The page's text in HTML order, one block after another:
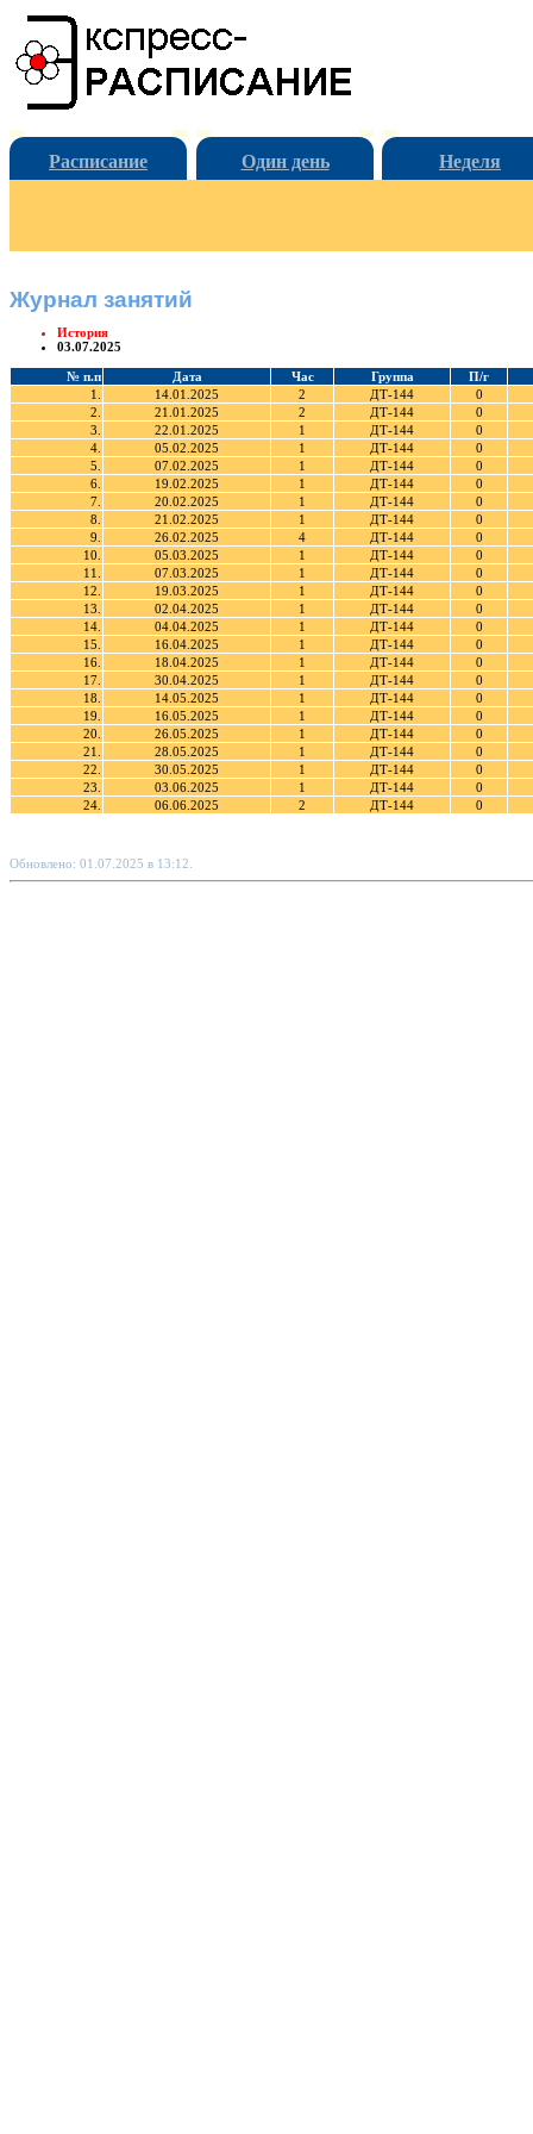
Расписание Один день Неделя
Журнал занятий
История
03.07.2025
№ п.п Дата Час Группа
П/г
1.
14.01.2025 2 ДТ-144
0
2.
21.01.2025 2 ДТ-144
0
3.
22.01.2025 1 ДТ-144
0
4.
05.02.2025 1 ДТ-144
0
5.
07.02.2025 1 ДТ-144
0
6.
19.02.2025 1 ДТ-144
0
7.
20.02.2025 1 ДТ-144
0
8.
21.02.2025 1 ДТ-144
0
9.
26.02.2025 4 ДТ-144
0
10.
05.03.2025 1 ДТ-144
0
11.
07.03.2025 1 ДТ-144
0
12.
19.03.2025 1 ДТ-144
0
13.
02.04.2025 1 ДТ-144
0
14.
04.04.2025 1 ДТ-144
0
15.
16.04.2025 1 ДТ-144
0
16.
18.04.2025 1 ДТ-144
0
17.
30.04.2025 1 ДТ-144
0
18.
14.05.2025 1 ДТ-144
0
19.
16.05.2025 1 ДТ-144
0
20.
26.05.2025 1 ДТ-144
0
21.
28.05.2025 1 ДТ-144
0
22.
30.05.2025 1 ДТ-144
0
23.
03.06.2025 1 ДТ-144
0
24.
06.06.2025 2 ДТ-144 0
Обновлено: 01.07.2025 в 13:12.